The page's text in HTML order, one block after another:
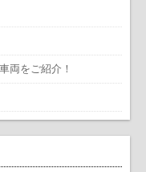
両をご紹介！